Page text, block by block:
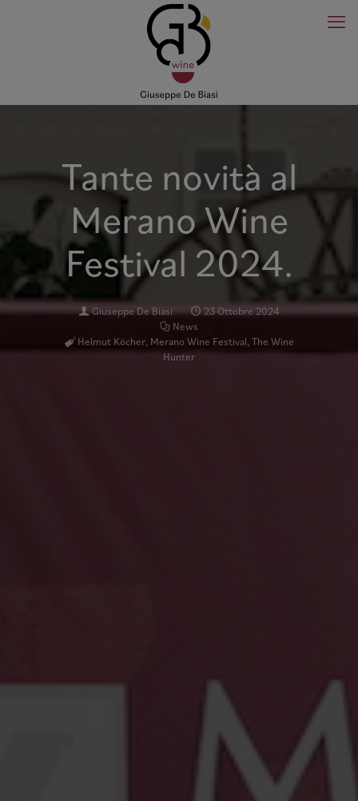
Tante novità al
Merano Wine
Festival 2024.
Giuseppe De Biasi
23 Ottobre 2024
News
Helmut Köcher, Merano Wine Festival ,
The Wine
Hunter